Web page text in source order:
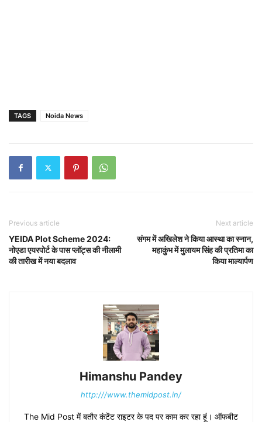
TAGS Noida News
Previous article
YEIDA Plot Scheme 2024:
नोएडा एयरपोर्ट के पास प्लॉट्स की नीलामी
की तारीख में नया बदलाव
Next article
संगम में अखिलेश ने किया आस्था का स्नान,
महाकुंभ में मुलायम सिंह की प्रतिमा का
किया माल्यार्पण
Himanshu Pandey
http:///www.themidpost.in/
The Mid Post में बतौर कंटेंट राइटर के पद पर काम कर रहा हूं। ऑफबीट